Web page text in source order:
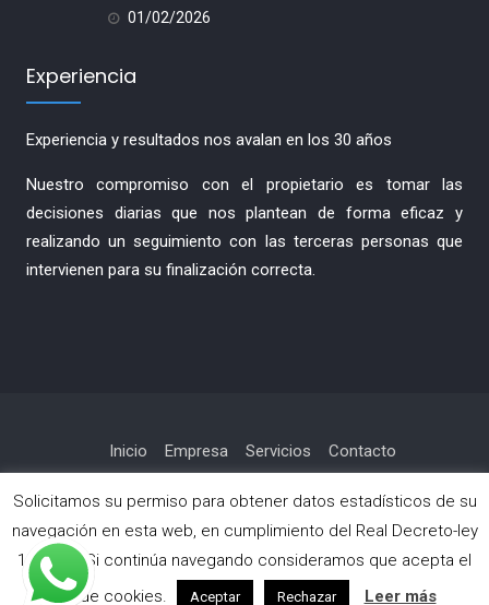
01/02/2026
Experiencia
Experiencia y resultados nos avalan en los 30 años
Nuestro compromiso con el propietario es tomar las
decisiones diarias que nos plantean de forma eficaz y
realizando un seguimiento con las terceras personas que
intervienen para su finalización correcta.
Inicio Empresa Servicios
Contacto
Política de privacidad
Copyright © Todos los derechos reservados.
Surya Chandra Lite porWEN Themes
Solicitamos su permiso para obtener datos estadísticos de su
navegación en esta web, en cumplimiento del Real Decreto-ley
13/2012. Si continúa navegando consideramos que acepta el
uso de cookies.
Aceptar Rechazar Leer más